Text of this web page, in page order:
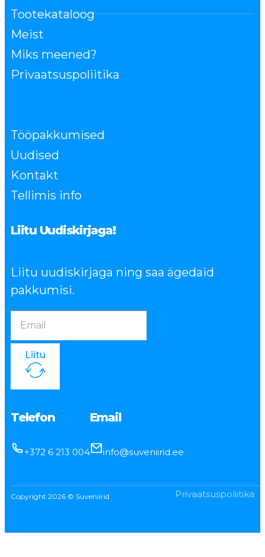
Tootekataloog
Meist
Miks meened?
Privaatsuspoliitika
Tööpakkumised
Uudised
Kontakt
Tellimis info
Liitu Uudiskirjaga!
Liitu uudiskirjaga ning saa ägedaid
pakkumisi.
Liitu
Telefon
+372 6 213 004
Email
info@suveniirid.ee
Copyright 2026 © Suveniirid Privaatsuspoliitika